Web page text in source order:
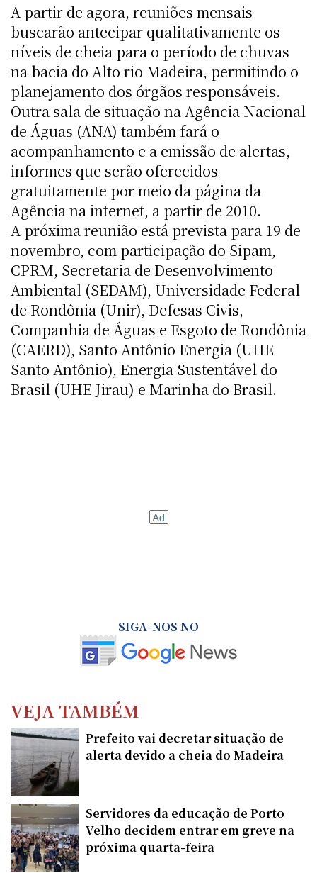
A partir de agora, reuniões mensais
buscarão antecipar qualitativamente os
níveis de cheia para o período de chuvas
na bacia do Alto rio Madeira, permitindo o
planejamento dos órgãos responsáveis.
Outra sala de situação na Agência Nacional
de Águas (ANA) também fará o
acompanhamento e a emissão de alertas,
informes que serão oferecidos
gratuitamente por meio da página da
Agência na internet, a partir de 2010.
A próxima reunião está prevista para 19 de
novembro, com participação do Sipam,
CPRM, Secretaria de Desenvolvimento
Ambiental (SEDAM), Universidade Federal
de Rondônia (Unir), Defesas Civis,
Companhia de Águas e Esgoto de Rondônia
(CAERD), Santo Antônio Energia (UHE
Santo Antônio), Energia Sustentável do
Brasil (UHE Jirau) e Marinha do Brasil.
SIGA-NOS NO
VEJA TAMBÉM
Prefeito vai decretar situação de
alerta devido a cheia do Madeira
Servidores da educação de Porto
Velho decidem entrar em greve na
próxima quarta-feira